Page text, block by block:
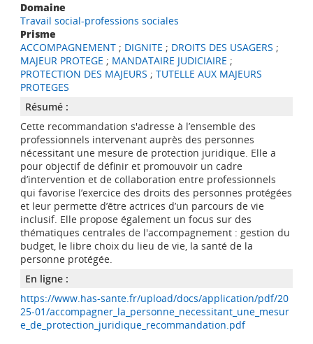
Domaine
Travail social-professions sociales
Prisme
ACCOMPAGNEMENT; DIGNITE ; DROITS DES USAGERS ;
MAJEUR PROTEGE ; MANDATAIRE JUDICIAIRE ;
PROTECTION DES MAJEURS ; TUTELLE AUX MAJEURS
PROTEGES
Résumé :
Cette recommandation s'adresse à l’ensemble des
professionnels intervenant auprès des personnes
nécessitant une mesure de protection juridique. Elle a
pour objectif de définir et promouvoir un cadre
d’intervention et de collaboration entre professionnels
qui favorise l’exercice des droits des personnes protégées
et leur permette d’être actrices d’un parcours de vie
inclusif. Elle propose également un focus sur des
thématiques centrales de l'accompagnement : gestion du
budget, le libre choix du lieu de vie, la santé de la
personne protégée.
En ligne :
https://www.has-sante.fr/upload/docs/application/pdf/20
25-01/accompagner_la_personne_necessitant_une_mesur
e_de_protection_juridique_recommandation.pdf